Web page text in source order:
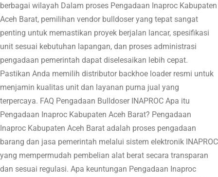
berbagai wilayah Dalam proses Pengadaan Inaproc Kabupaten
Aceh Barat, pemilihan vendor bulldoser yang tepat sangat
penting untuk memastikan proyek berjalan lancar, spesifikasi
unit sesuai kebutuhan lapangan, dan proses administrasi
pengadaan pemerintah dapat diselesaikan lebih cepat.
Pastikan Anda memilih distributor backhoe loader resmi untuk
menjamin kualitas unit dan layanan purna jual yang
terpercaya. FAQ Pengadaan Bulldoser INAPROC Apa itu
Pengadaan Inaproc Kabupaten Aceh Barat? Pengadaan
Inaproc Kabupaten Aceh Barat adalah proses pengadaan
barang dan jasa pemerintah melalui sistem elektronik INAPROC
yang mempermudah pembelian alat berat secara transparan
dan sesuai regulasi. Apa keuntungan Pengadaan Inaproc